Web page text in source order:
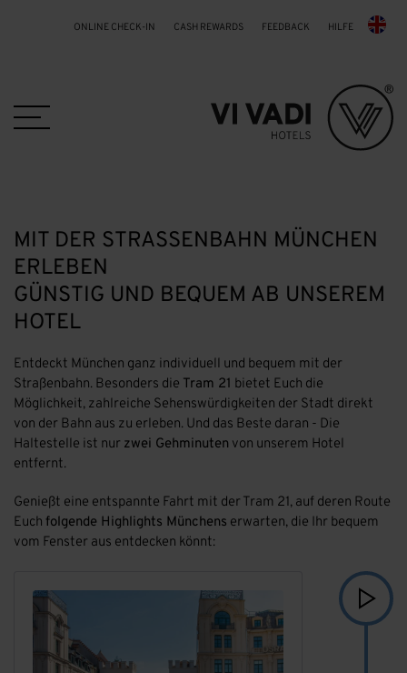
ONLINE CHECK-IN CASH REWARDS FEEDBACK HILFE
MIT DER STRASSENBAHN MÜNCHEN E
RLEBEN
GÜNSTIG UND BEQUEM AB UNSEREM
HOTEL
Entdeckt München ganz individuell und bequem mit der
Straßenbahn. Besonders die Tram 21 bietet Euch die
Möglichkeit, zahlreiche Sehenswürdigkeiten der Stadt direkt
von der Bahn aus zu erleben. Und das Beste daran - Die
Haltestelle ist nur zwei Gehminuten von unserem Hotel
entfernt.
Genießt eine entspannte Fahrt mit der Tram 21, auf deren Route
Euch folgende Highlights Münchens erwarten, die Ihr bequem
vom Fenster aus entdecken könnt: